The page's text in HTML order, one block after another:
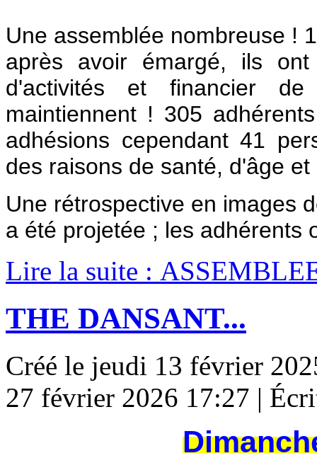
Une assemblée nombreuse !
après avoir émargé, ils
d'activités et financier
maintiennent ! 305
adhésions cependant 41
des raisons de santé, d'âge
Une rétrospective en images
a été projetée ; les adhérents
Lire la suite :
THE DANSANT...
Créé le jeudi 13 février
27 février 2026 17:27 |